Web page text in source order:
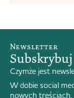
Newsletter
Subskrybuj
Czymże jest
W dobie social
nowych